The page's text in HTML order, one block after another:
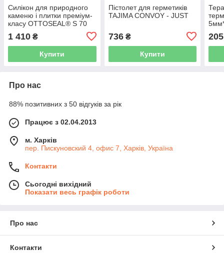
Силікон для природного
каменю і плитки преміум-
класу OTTOSEAL® S 70
1 410 ₴
Купити
Пістолет для герметиків
TAJIMA CONVOY - JUST
736₴
Купити
205
Про нас
88% позитивних з 50 відгуків за рік
Працює з 02.04.2013
м. Харків
пер. Пискуновский 4, офис 7, Харків, Україна
Контакти
Сьогодні вихідний
Показати весь графік роботи
Про нас
Контакти